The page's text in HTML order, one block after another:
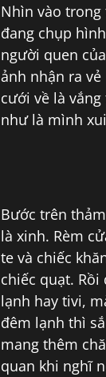
Nhìn vào
đang chụp
người quen
ảnh nhận ra
cưới về là
như là mình
Bước trên
là xinh. Rèm
te và chiếc
chiếc quạt.
lạnh hay tivi,
đêm lạnh thì
mang thêm
quan khi nghĩ